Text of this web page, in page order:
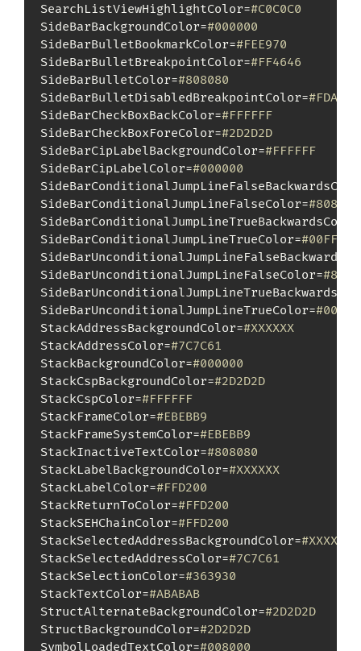
SearchListViewHighlightColor=#C0C0C0
SideBarBackgroundColor=#000000
SideBarBulletBookmarkColor=#FEE970
SideBarBulletBreakpointColor=#FF4646
SideBarBulletColor=#808080
SideBarBulletDisabledBreakpointColor=#FDAAAB
SideBarCheckBoxBackColor=#FFFFFF
SideBarCheckBoxForeColor=#2D2D2D
SideBarCipLabelBackgroundColor=#FFFFFF
SideBarCipLabelColor=#000000
SideBarConditionalJumpLineFalseColor=#808080
SideBarConditionalJumpLineTrueColor=#00FF00
SideBarUnconditionalJumpLineFalseColor=
SideBarUnconditionalJumpLineTrueColor=
StackAddressBackgroundColor=#XXXXXX
StackAddressColor=#7C7C61
StackBackgroundColor=#000000
StackCspBackgroundColor=#2D2D2D
StackCspColor=#FFFFFF
StackFrameColor=#EBEBB9
StackFrameSystemColor=#EBEBB9
StackInactiveTextColor=#808080
StackLabelBackgroundColor=#XXXXXX
StackLabelColor=#FFD200
StackReturnToColor=#FFD200
StackSEHChainColor=#FFD200
StackSelectedAddressBackgroundColor=#XXXXXX
StackSelectedAddressColor=#7C7C61
StackSelectionColor=#363930
StackTextColor=#ABABAB
StructAlternateBackgroundColor=#2D2D2D
StructBackgroundColor=#2D2D2D
SymbolLoadedTextColor=#008000